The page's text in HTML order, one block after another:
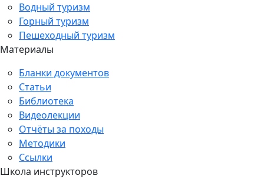
Водный туризм
Горный туризм
Пешеходный туризм
Материалы
Бланки документов
Статьи
Библиотека
Видеолекции
Отчёты за походы
Методики
Ссылки
Школа инструкторов